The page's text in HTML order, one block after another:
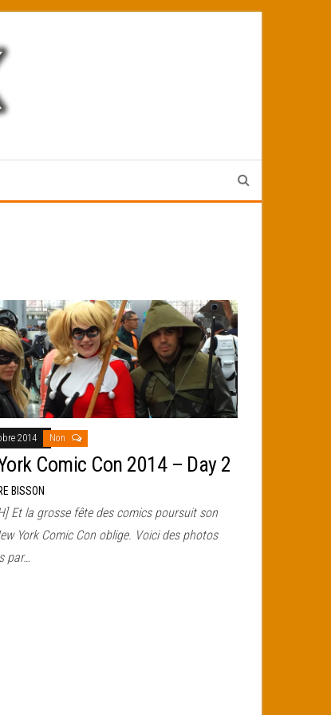
2014 Non
Comic Con 2014 – Day 2
BISSON
Et la grosse fête des comics poursuit son
York Comic Con oblige. Voici des photos
par…